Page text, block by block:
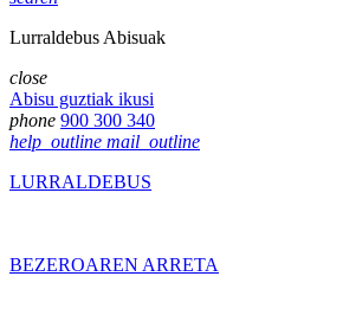
Lurraldebus Abisuak
close
Abisu guztiak ikusi
phone 900 300 340
help_outline mail_outline
LURRALDEBUS
BEZEROAREN ARRETA